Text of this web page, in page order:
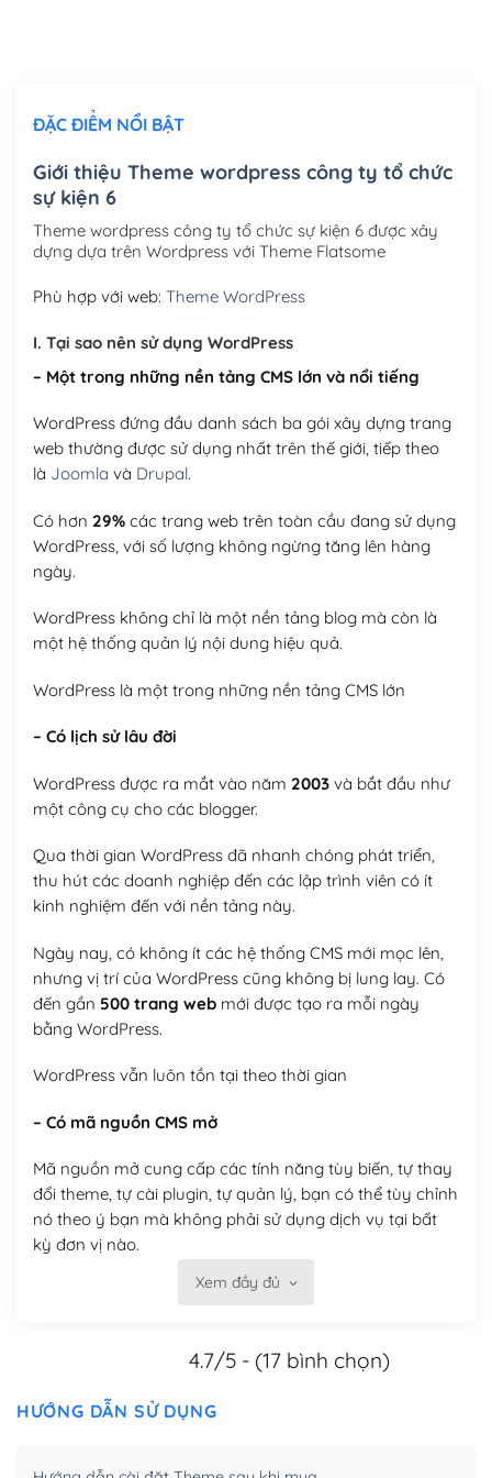
Mua thêm Host + Tên miền
(+300,000₫)
Tên miền Việt Nam .vn (1 năm)
Hosting 2GB SSD (1 năm)(+450,000₫)
Hosting 3GB SSD (1 năm)(+550,000₫)
Hosting 5GB SSD (1 năm)
Hosting 8GB SSD (1 năm) (+950,000₫)
ĐẶC ĐIỂM NỔI BẬT
Giới thiệu Theme wordpress công ty tổ chức
sự kiện 6
Theme wordpress công ty tổ chức sự kiện 6 được xây
dựng dựa trên Wordpress với Theme Flatsome
Phù hợp với web: Theme WordPress
I. Tại sao nên sử dụng WordPress
– Một trong những nền tảng CMS lớn và nổi tiếng
WordPress đứng đầu danh sách ba gói xây dựng trang
web thường được sử dụng nhất trên thế giới, tiếp theo
là Joomla và Drupal.
Có hơn 29%các trang web trên toàn cầu đang sử dụng
WordPress, với số lượng không ngừng tăng lên hàng
ngày.
WordPress không chỉ là một nền tảng blog mà còn là
một hệ thống quản lý nội dung hiệu quả.
WordPress là một trong những nền tảng CMS lớn
– Có lịch sử lâu đời
WordPress được ra mắt vào năm 2003và bắt đầu như
một công cụ cho các blogger.
Qua thời gian WordPress đã nhanh chóng phát triển,
thu hút các doanh nghiệp đến các lập trình viên có ít
kinh nghiệm đến với nền tảng này.
Ngày nay, có không ít các hệ thống CMS mới mọc lên,
nhưng vị trí của WordPress cũng không bị lung lay. Có
đến gần 500 trang webmới được tạo ra mỗi ngày
bằng WordPress.
WordPress vẫn luôn tồn tại theo thời gian
– Có mã nguồn CMS mở
Mã nguồn mở cung cấp các tính năng tùy biến, tự thay
đổi theme, tự cài plugin, tự quản lý, bạn có thể tùy chỉnh
nó theo ý bạn mà không phải sử dụng dịch vụ tại bất
kỳ đơn vị nào.
Việc của bạn là đăng ký một tên miền và hosting để
Có thể tùy biến trên website WordPress
– Thân thiện với công cụ tìm kiếm
Xem đầy đủ
4.7/5 - (17 bình chọn)
HƯỚNG DẪN SỬ DỤNG